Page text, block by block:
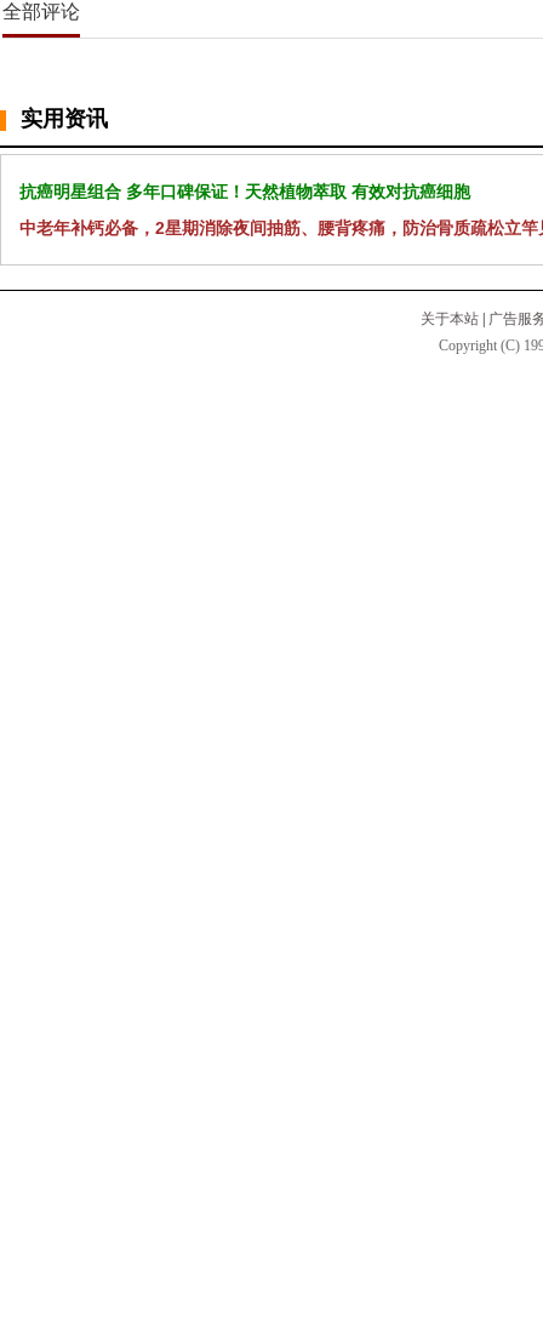
全部评论
实用资讯
抗癌明星组合 多年口碑保证！天然植物萃取 有效对抗癌细胞
中老年补钙必备，2星期消除夜间抽筋、腰背疼痛，防治骨质疏松立竿
关于本站
广告服
Copyright (C)